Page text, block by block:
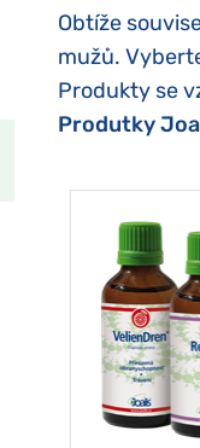
Obtíže
mužů.
Produkty se
Produtky